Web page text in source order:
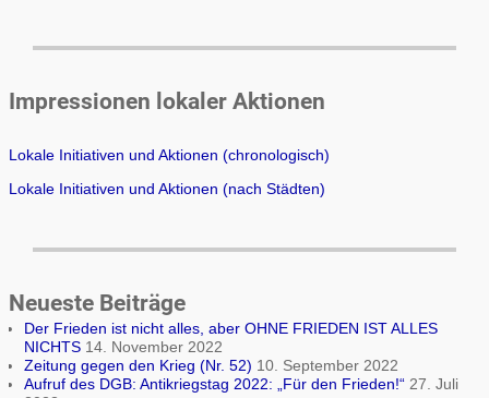
Impressionen lokaler Aktionen
Lokale Initiativen und Aktionen (chronologisch)
Lokale Initiativen und Aktionen (nach Städten)
Neueste Beiträge
Der Frieden ist nicht alles, aber OHNE FRIEDEN IST ALLES
NICHTS 14. November 2022
Zeitung gegen den Krieg (Nr. 52) 10. September 2022
Aufruf des DGB: Antikriegstag 2022: „Für den Frieden!“ 27. Juli